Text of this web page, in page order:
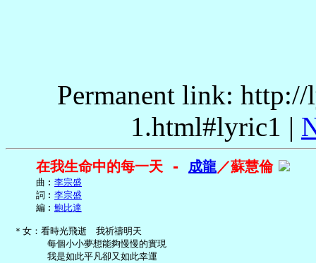
Permanent link:
1.html#lyric1 |
在我生命中的每一天 - 成龍／蘇慧倫
     曲︰
李宗盛
     詞︰
李宗盛
     編︰
鮑比達
＊女：看時光飛逝　我祈禱明天
       每個小小夢想能夠慢慢的實現
       我是如此平凡卻又如此幸運